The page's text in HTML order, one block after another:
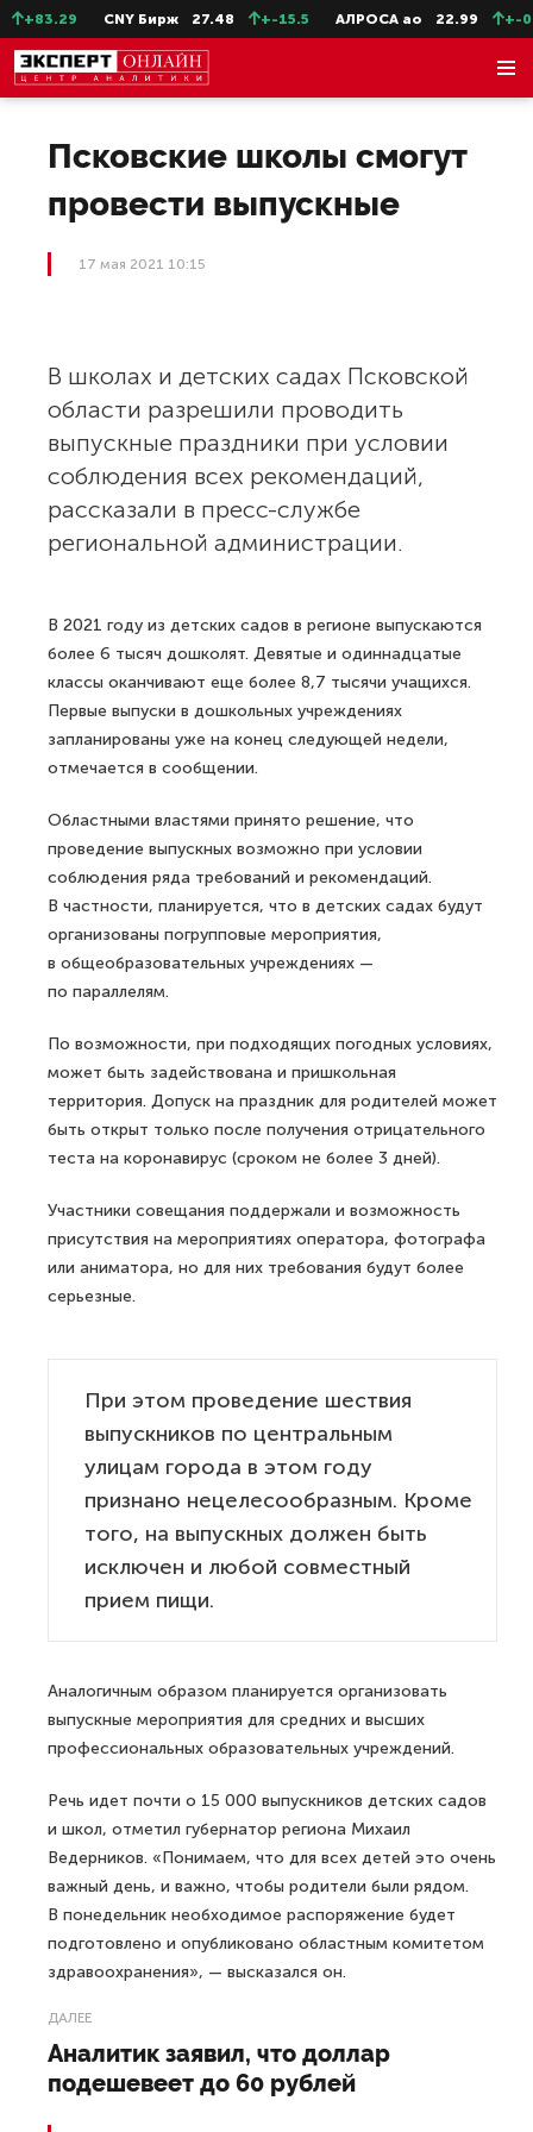
+83.29 CNY Бирж 27.48 +-15.5 АЛРОСА ао 22.99 +-0.11
Псковские школы смогут
провести выпускные
17 мая 2021 10:15
В школах и детских садах Псковской
области разрешили проводить
выпускные праздники при условии
соблюдения всех рекомендаций,
рассказали в пресс-службе
региональной администрации.
В 2021 году из детских садов в регионе выпускаются
более 6 тысяч дошколят. Девятые и одиннадцатые
классы оканчивают еще более 8,7 тысячи учащихся.
Первые выпуски в дошкольных учреждениях
запланированы уже на конец следующей недели,
отмечается в сообщении.
Областными властями принято решение, что
проведение выпускных возможно при условии
соблюдения ряда требований и рекомендаций.
В частности, планируется, что в детских садах будут
организованы погрупповые мероприятия,
в общеобразовательных учреждениях —
по параллелям.
По возможности, при подходящих погодных условиях,
может быть задействована и пришкольная
территория. Допуск на праздник для родителей может
быть открыт только после получения отрицательного
теста на коронавирус (сроком не более 3 дней).
Участники совещания поддержали и возможность
присутствия на мероприятиях оператора, фотографа
или аниматора, но для них требования будут более
серьезные.
При этом проведение шествия
выпускников по центральным
улицам города в этом году
признано нецелесообразным. Кроме
того, на выпускных должен быть
исключен и любой совместный
прием пищи.
Аналогичным образом планируется организовать
выпускные мероприятия для средних и высших
профессиональных образовательных учреждений.
Речь идет почти о 15 000 выпускников детских садов
и школ, отметил губернатор региона Михаил
Ведерников. «Понимаем, что для всех детей это очень
важный день, и важно, чтобы родители были рядом.
В понедельник необходимое распоряжение будет
подготовлено и опубликовано областным комитетом
здравоохранения», — высказался он.
ДАЛЕЕ
Аналитик заявил, что доллар
подешевеет до 60 рублей